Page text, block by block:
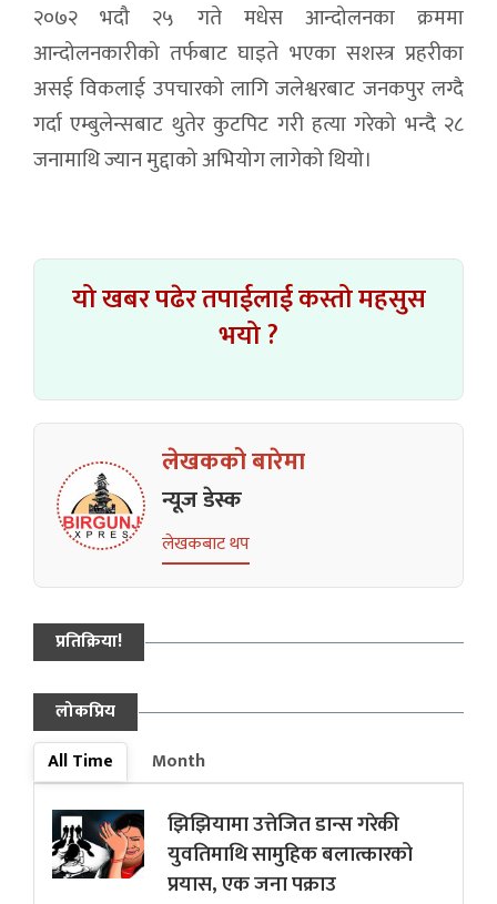
२०७२ भदौ २५ गते मधेस आन्दोलनका क्रममा
आन्दोलनकारीको तर्फबाट घाइते भएका सशस्त्र प्रहरीका
असई विकलाई उपचारको लागि जलेश्वरबाट जनकपुर लग्दै
गर्दा एम्बुलेन्सबाट थुतेर कुटपिट गरी हत्या गरेको भन्दै २८
जनामाथि ज्यान मुद्दाको अभियोग लागेको थियो।
यो खबर पढेर तपाईलाई कस्तो महसुस
भयो ?
लेखकको बारेमा
न्यूज डेस्क
लेखकबाट थप
प्रतिक्रिया!
लोकप्रिय
All Time
Month
झिझियामा उत्तेजित डान्स गरेकी
युवतिमाथि सामुहिक बलात्कारको
प्रयास, एक जना पक्राउ